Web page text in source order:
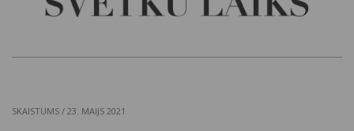
SKAISTUMS / 23. MAIJS 2021